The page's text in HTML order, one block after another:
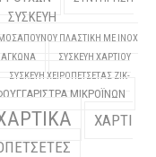
ΣΥΣΚΕΥΗ
ΠΛΑΣΤΙΚΗ ΜΕ INOX
ΑΓΚΩΝΑ
ΣΥΣΚΕΥΗ ΧΑΡΤΙΟΥ
ΣΥΣΚΕΥΗ ΧΕΙΡΟΠΕΤΣΕΤΑΣ ΖΙΚ-
ΜΙΚΡΟΪΝΩΝ
ΧΑΡΤΙ